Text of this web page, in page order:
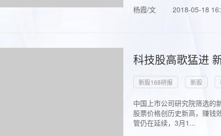
杨霞/文
2018-05-18
科技股高歌猛进
新股168研报 新股
中国上市公司研究院筛选的
股票价格创历史新高，赚钱
管仍在延续，3月1...